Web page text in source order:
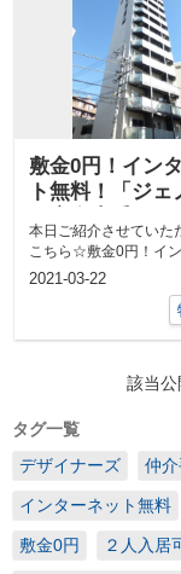
敷金0円！イン
ト無料！「ジェ
ェール」
本日ご紹介させていた
こちら☆敷金0円！イン
ト無料！ペットと住め
2021-03-22
該当公
タグ一覧
デザイナーズ
仲
インターネット無料
敷金0円 ２人入居